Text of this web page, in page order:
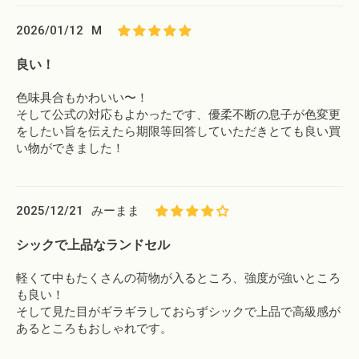
2026/01/12 M
良い！
色味具合もかわいい〜！
そして公式の対応もよかったです、優柔不断の息子が色変更
をしたい旨を伝えたら期限等回答していただきとても良い買
い物ができました！
2025/12/21 みーまま
シックで上品なランドセル
軽くて中もたくさんの荷物が入るところ、強度が強いところ
も良い！
そして見た目がギラギラしておらずシックで上品で高級感が
あるところもおしゃれです。